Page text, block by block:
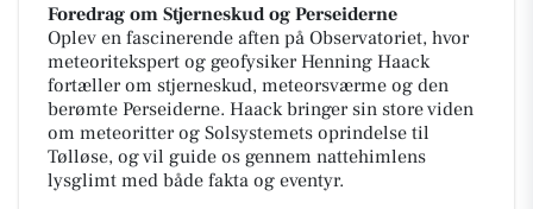
Foredrag om Stjerneskud og Perseiderne
Oplev en fascinerende aften på Observatoriet, hvor
meteoritekspert og geofysiker Henning Haack
fortæller om stjerneskud, meteorsværme og den
berømte Perseiderne. Haack bringer sin store viden
om meteoritter og Solsystemets oprindelse til
Tølløse, og vil guide os gennem nattehimlens
lysglimt med både fakta og eventyr.